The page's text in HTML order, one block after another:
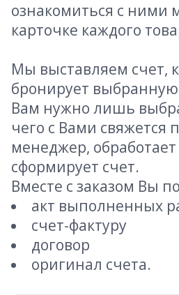
ознакомиться с ними
карточке каждого
Мы выставляем счет,
бронирует
Вам нужно лишь
чего с Вами свяжется
менеджер, обработает
сформирует счет.
Вместе с заказом Вы
акт выполненных
счет-фактуру
договор
оригинал счета.